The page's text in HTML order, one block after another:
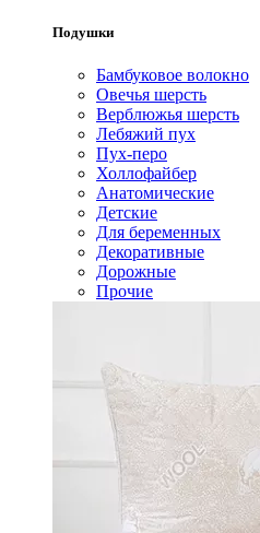
Подушки
Бамбуковое волокно
Овечья шерсть
Верблюжья шерсть
Лебяжий пух
Пух-перо
Холлофайбер
Анатомические
Детские
Для беременных
Декоративные
Дорожные
Прочие